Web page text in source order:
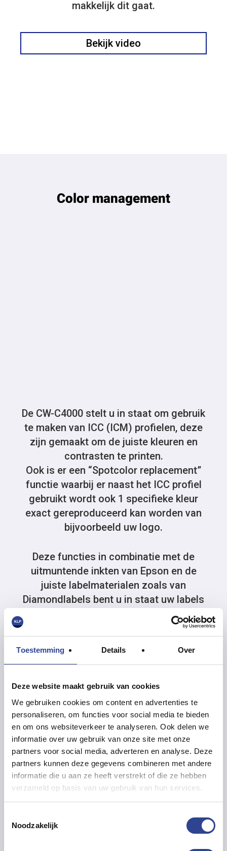
Toestemming Details Over
Deze website maakt gebruik van cookies
We gebruiken cookies om content en advertenties te
personaliseren, om functies voor social media te bieden
en om ons websiteverkeer te analyseren. Ook delen we
informatie over uw gebruik van onze site met onze
partners voor social media, adverteren en analyse. Deze
partners kunnen deze gegevens combineren met andere
informatie die u aan ze heeft verstrekt of die ze hebben
verzameld op basis van uw gebruik van hun services.
Noodzakelijk
makkelijk dit gaat.
Bekijk video
Color management
De CW-C4000 stelt u in staat om gebruik
te maken van ICC (ICM) profielen, deze
zijn gemaakt om de juiste kleuren en
contrasten te printen.
Ook is er een “Spotcolor replacement”
functie waarbij er naast het ICC profiel
gebruikt wordt ook 1 specifieke kleur
exact gereproduceerd kan worden van
bijvoorbeeld uw logo.
Deze functies in combinatie met de
uitmuntende inkten van Epson en de
juiste labelmaterialen zoals van
Diamondlabels bent u in staat uw labels
precies te printen zoals de designer het
voor ogen had tijdens het ontwerpen
Wel moet de producent van uw labels de
en elke kwaliteitsinstelling zal een eigen
ICC profiel nodig hebben.
Het merk Diamondlabels kan u van alle
labelmaterialen die zij leveren een ICC
profiel leveren voor de CW-C4000 op alle
kwaliteitsinstelling die de printer aan
kan.